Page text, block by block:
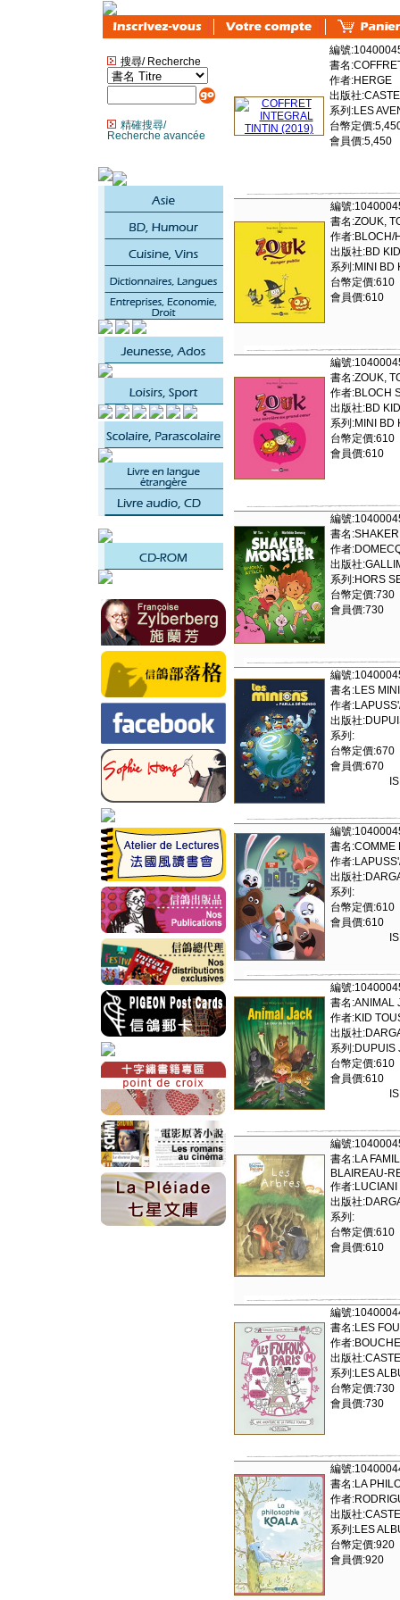
搜尋/ Recherche
精確搜尋/
Recherche avancée
編號
書名
作者:HERGE
出版社
系列:LES
台幣定價
會員價:5,450
編號
書名:ZOUK,
作者:BLOCH/
出版社:BD
系列:MINI BD
台幣定價:610
會員價:610
編號
書名:ZOUK,
作者:BLOCH
出版社:BD
系列:MINI BD
台幣定價:610
會員價:610
編號
書名
作者
出版社
系列:HORS
台幣定價:730
會員價:730
編號
書名:LES
作者
出版社
系列:
台幣定價:670
會員價:670
編號
書名:COMME
作者
出版社
系列:
台幣定價:610
會員價:610
編號
書名:ANIMAL
作者:KID
出版社
系列:DUPUIS
台幣定價:610
會員價:610
編號
書名:LA
BLAIREAU-
作者:LUCIANI
出版社
系列:
台幣定價:610
會員價:610
編號
書名:LES
作者
出版社
系列:LES
台幣定價:730
會員價:730
編號
書名:LA
作者
出版社
系列:LES
台幣定價:920
會員價:920